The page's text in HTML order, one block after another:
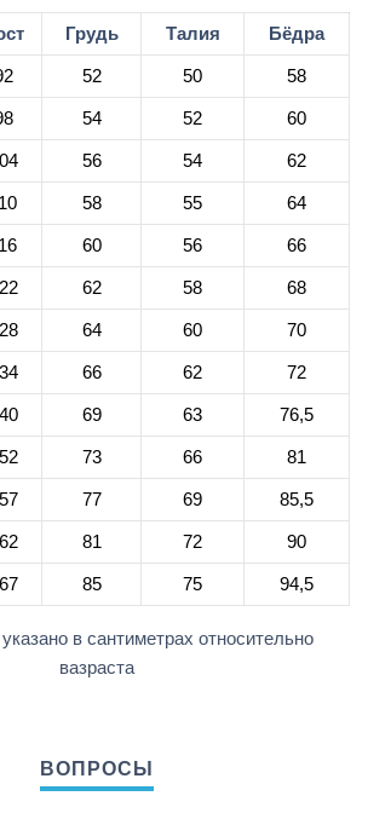
Грудь Талия Бёдра
52 50 58
54 52 60
56 54 62
58 55 64
60 56 66
62 58 68
64 60 70
66 62 72
69 63 76,5
73 66 81
77 69 85,5
81 72 90
85 75 94,5
в сантиметрах относительно
вазраста